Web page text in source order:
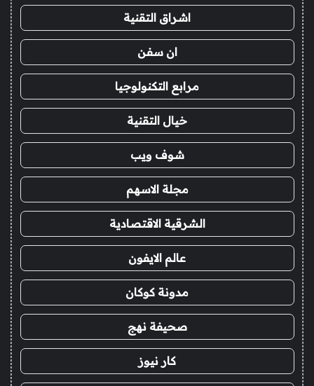
اشراق التقنية
ان سفن
مرابع التكنولوجيا
خيال التقنية
شوف ويب
مجلة الاسهم
الشرقية الاقتصادية
عالم الايفون
مدونة كوكان
صحيفة نهج
كار نيوز